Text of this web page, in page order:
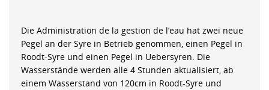
Die Administration de la gestion de l’eau hat zwei neue
Pegel an der Syre in Betrieb genommen, einen Pegel in
Roodt-Syre und einen Pegel in Uebersyren. Die
Wasserstände werden alle 4 Stunden aktualisiert, ab
einem Wasserstand von 120cm in Roodt-Syre und